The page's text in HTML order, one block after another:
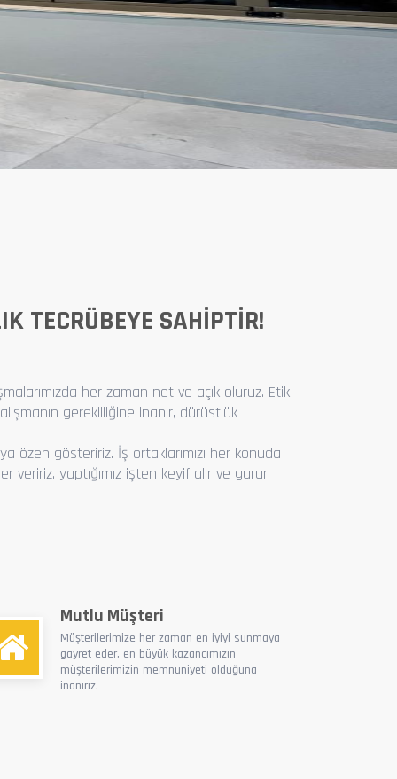
TECRÜBEYE SAHIPTIR!
her zaman net ve açık oluruz. Etik
gerekliliğine inanır, dürüstlük
özen gösteririz. İş ortaklarımızı her konuda
veririz. yaptığımız işten keyif alır ve gurur
Mutlu Müşteri
Müşterilerimize her zaman en iyiyi sunmaya
gayret eder, en büyük kazancımızın
müşterilerimizin memnuniyeti olduğuna
inanırız.